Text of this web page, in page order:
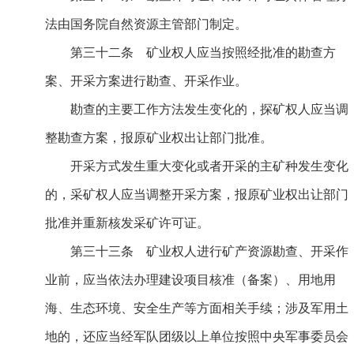
法由国务院自然资源主管部门制定。
第三十二条 矿业权人应当按照经批准的勘查方
案、开采方案进行勘查、开采作业。
勘查的主要工作方法发生变化的，探矿权人应当调
整勘查方案，报原矿业权出让部门批准。
开采方式发生重大变化或者开采的主矿种发生变化
的，采矿权人应当调整开采方案，报原矿业权出让部门
批准并重新核发采矿许可证。
第三十三条 矿业权人进行矿产资源勘查、开采作
业前，应当依法办理建设项目核准（备案）、用地用
海、生态环境、安全生产等方面相关手续；涉及军用土
地的，还应当经军队团级以上单位按照中央军事委员会